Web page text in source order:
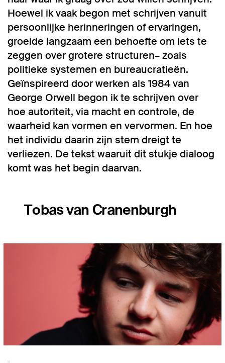
Hoewel ik vaak begon met schrijven vanuit
persoonlijke herinneringen of ervaringen,
groeide langzaam een behoefte om iets te
zeggen over grotere structuren– zoals
politieke systemen en bureaucratieën.
Geïnspireerd door werken als 1984 van
George Orwell begon ik te schrijven over
hoe autoriteit, via macht en controle, de
waarheid kan vormen en vervormen. En hoe
het individu daarin zijn stem dreigt te
verliezen. De tekst waaruit dit stukje dialoog
komt was het begin daarvan.
Tobas van Cranenburgh